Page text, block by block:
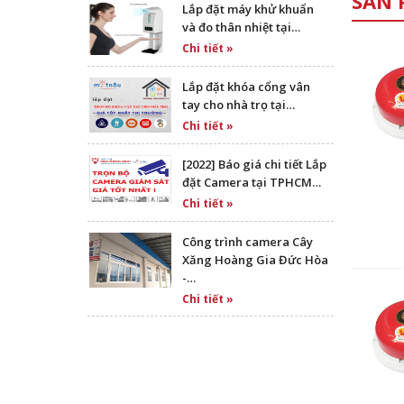
Lắp đặt máy khử khuẩn
và đo thân nhiệt tại…
Chi tiết »
Lắp đặt khóa cổng vân
tay cho nhà trọ tại…
Chi tiết »
[2022] Báo giá chi tiết Lắp
đặt Camera tại TPHCM…
Chi tiết »
Công trình camera Cây
Xăng Hoàng Gia Đức Hòa
-…
Chi tiết »